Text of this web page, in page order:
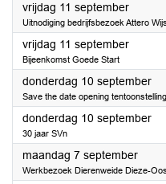
vrijdag 11 september2026
Uitnodiging bedrijfsbezoek Attero
vrijdag 11 september2026
Bijeenkomst Goede Start
donderdag 10 september
Save the date opening
donderdag 10 september
30 jaar SVn
maandag 7 september2026
Werkbezoek Dierenweide Dieze-